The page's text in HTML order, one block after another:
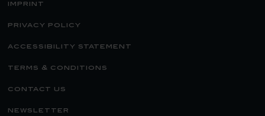
imprint
privacy policy
accessibility statement
terms & conditions
contact us
newsletter